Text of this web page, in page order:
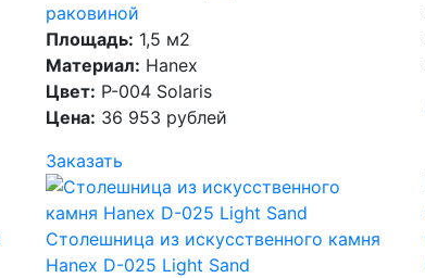
раковиной
Площадь: 1,5 м2
Материал: Hanex
Цвет: P-004 Solaris
Цена: 36 953 рублей
Заказать
Столешница из искусственного камня
Hanex D-025 Light Sand